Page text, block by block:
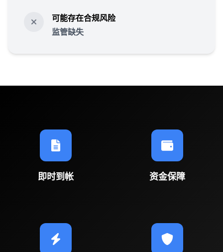
可能存在合规风险
监管缺失
即时到帐 资金保障